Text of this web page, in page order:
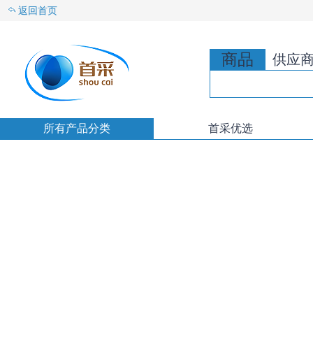
返回首页
商品 供应
所有产品分类 首采优选